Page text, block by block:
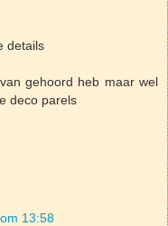
details
gehoord heb maar wel
deco parels
13:58